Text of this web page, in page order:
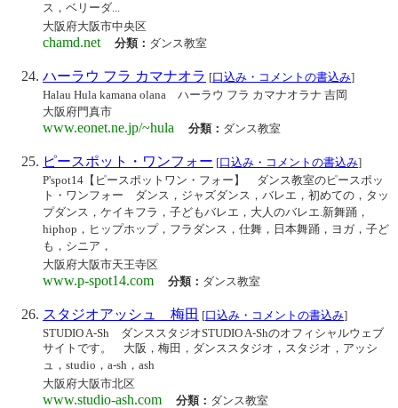
ス，ベリーダ...
大阪府大阪市中央区
chamd.net 分類： ダンス教室
ハーラウ フラ カマナオラ [口込み・コメントの書込み]
Halau Hula kamana olana ハーラウ フラ カマナオラナ 吉岡
大阪府門真市
www.eonet.ne.jp/~hula 分類： ダンス教室
ピースポット・ワンフォー [口込み・コメントの書込み]
P'spot14【ピースポットワン・フォー】 ダンス教室のピースポッ
ト・ワンフォー ダンス，ジャズダンス，バレエ，初めての，タッ
プダンス，ケイキフラ，子どもバレエ，大人のバレエ.新舞踊，
hiphop，ヒップホップ，フラダンス，仕舞，日本舞踊，ヨガ，子ど
も，シニア，
大阪府大阪市天王寺区
www.p-spot14.com 分類： ダンス教室
スタジオアッシュ 梅田 [口込み・コメントの書込み]
STUDIO A-Sh ダンススタジオSTUDIO A-Shのオフィシャルウェブ
サイトです。 大阪，梅田，ダンススタジオ，スタジオ，アッシ
ュ，studio，a-sh，ash
大阪府大阪市北区
www.studio-ash.com 分類： ダンス教室